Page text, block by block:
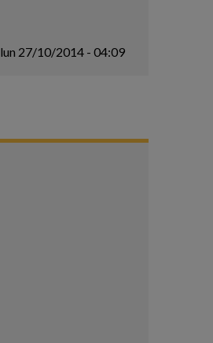
lun 27/10/2014 - 04:09